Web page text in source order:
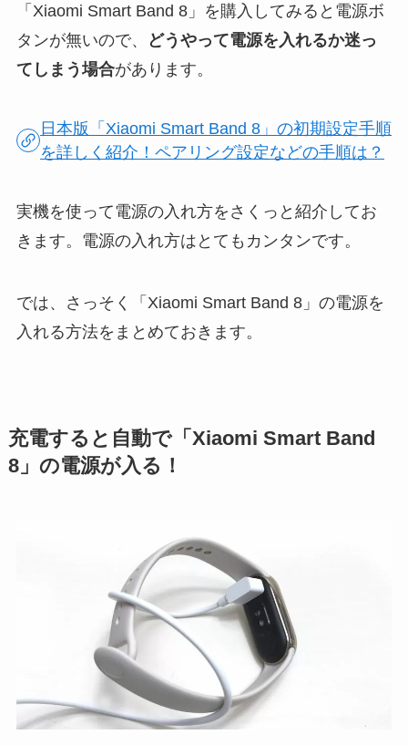
「Xiaomi Smart Band 8」を購入してみると電源ボ
タンが無いので、
どうやって電源を入れるか迷っ
てしまう場合があります。
日本版「Xiaomi Smart Band 8」の初期設定手順
を詳しく紹介！ペアリング設定などの手順は？
実機を使って電源の入れ方をさくっと紹介してお
きます。電源の入れ方はとてもカンタンです。
では、さっそく「Xiaomi Smart Band 8」の電源を
入れる方法をまとめておきます。
充電すると自動で「Xiaomi Smart Band
8」の電源が入る！